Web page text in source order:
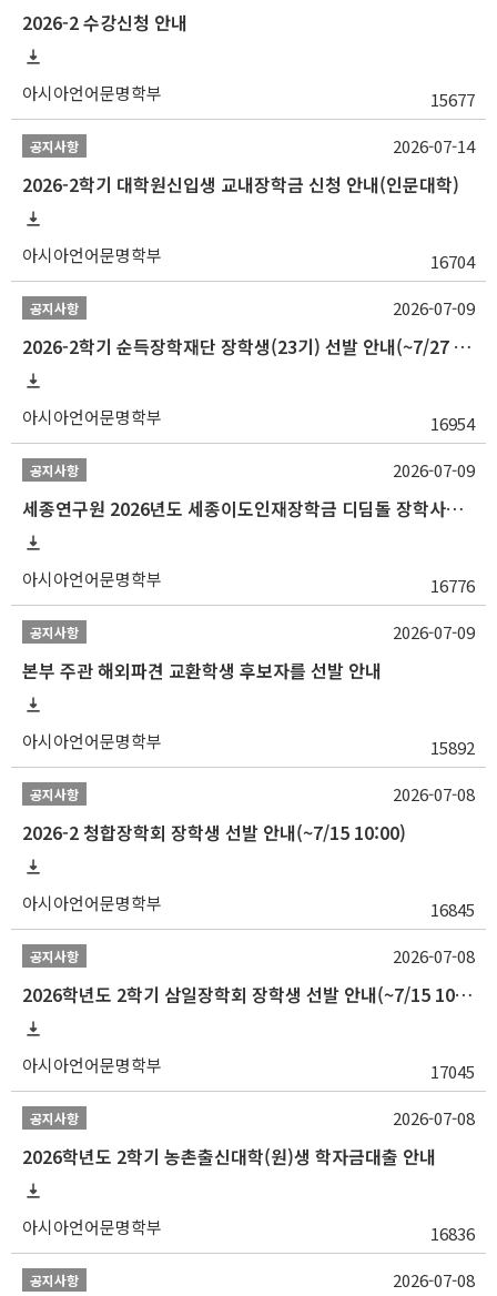
2026-2 수강신청 안내
아시아언어문명학부 15677
공지사항
2026-2학기 대학원신입생 교내장학금 신청 안내(인문대학)
아시아언어문명학부 16704
2026-07-14
공지사항
2026-2학기 순득장학재단 장학생(23기) 선발 안내(~7/27 10:00)
아시아언어문명학부 16954
2026-07-09
공지사항
세종연구원 2026년도 세종이도인재장학금 디딤돌 장학사업 학자금대출 관련분야(원금상환, 이자지원) 신청 사업 안내
아시아언어문명학부 16776
2026-07-09
공지사항
본부 주관 해외파견 교환학생 후보자를 선발 안내
아시아언어문명학부 15892
2026-07-09
공지사항
2026-2 청합장학회 장학생 선발 안내(~7/15 10:00)
아시아언어문명학부 16845
2026-07-08
공지사항
2026학년도 2학기 삼일장학회 장학생 선발 안내(~7/15 10:00)
아시아언어문명학부 17045
2026-07-08
공지사항
2026학년도 2학기 농촌출신대학(원)생 학자금대출 안내
아시아언어문명학부 16836
2026-07-08
공지사항 2026-07-08